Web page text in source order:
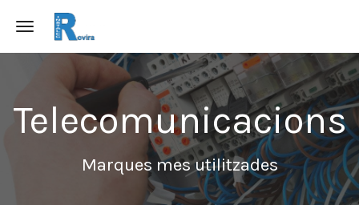
Toggle navigation
Telecomunicacions
Marques mes utilitzades